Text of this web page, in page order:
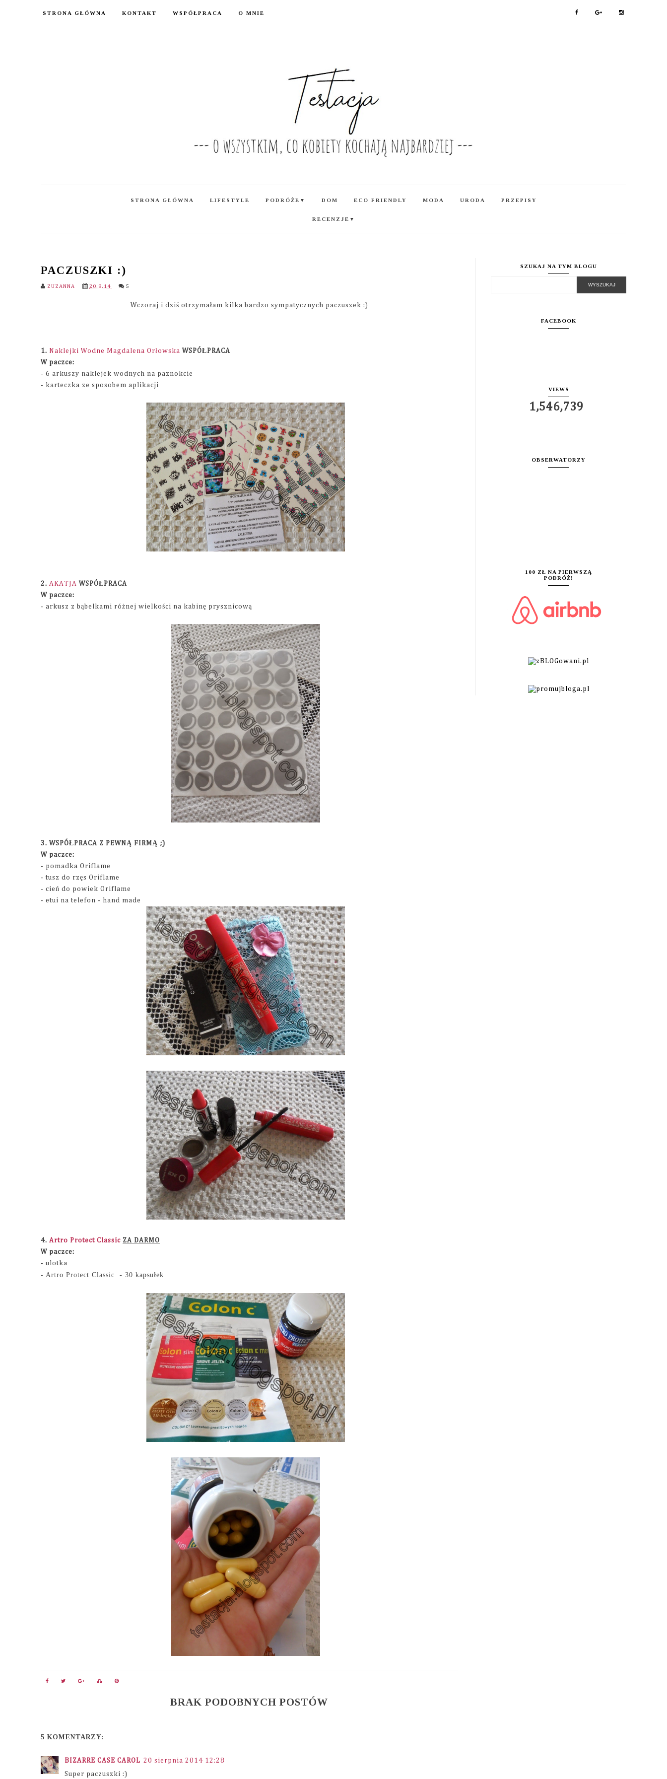
STRONA GŁÓWNA KONTAKT WSPÓŁPRACA O MNIE
STRONA GŁÓWNA LIFESTYLE PODRÓŻE ▼ DOM ECO FRIENDLY MODA URODA PRZEPISY
RECENZJE ▼
PACZUSZKI :)
ZUZANNA 20.8.14 5
Wczoraj i dziś otrzymałam kilka bardzo sympatycznych paczuszek :)
1. Naklejki Wodne Magdalena Orłowska WSPÓŁPRACA
W paczce:
- 6 arkuszy naklejek wodnych na paznokcie
- karteczka ze sposobem aplikacji
2. AKATJA WSPÓŁPRACA
W paczce:
- arkusz z bąbelkami różnej wielkości na kabinę prysznicową
3. WSPÓŁPRACA Z PEWNĄ FIRMĄ ;)
W paczce:
- pomadka Oriflame
- tusz do rzęs Oriflame
- cień do powiek Oriflame
- etui na telefon - hand made
4. Artro Protect Classic ZA DARMO
W paczce:
- ulotka
- Artro Protect Classic - 30 kapsułek
BRAK PODOBNYCH POSTÓW
5 KOMENTARZY:
BIZARRE CASE CAROL 20 sierpnia 2014 12:28
Super paczuszki :)
SZUKAJ NA TYM BLOGU
FACEBOOK
VIEWS
1,546,739
OBSERWATORZY
100 ZŁ NA PIERWSZĄ
PODRÓŻ!